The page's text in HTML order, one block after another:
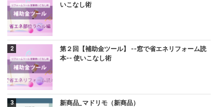
いこなし術
第２回【補助金ツール】 --窓で省エネリフォーム読
本-- 使いこなし術
新商品_マドリモ（新商品）